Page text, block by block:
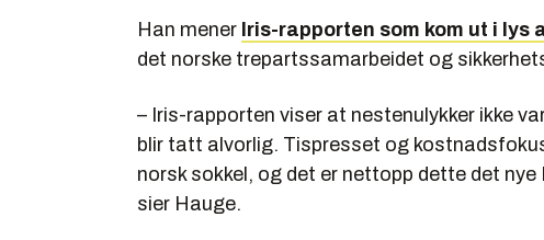
Han mener Iris-rapporten som kom ut i lys
det norske trepartssamarbeidet og
– Iris-rapporten viser at nestenulykker ikke
blir tatt alvorlig. Tispresset og
norsk sokkel, og det er nettopp dette det
sier Hauge.